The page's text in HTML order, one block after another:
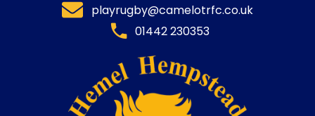
playrugby@camelotrfc.co.uk
01442 230353​